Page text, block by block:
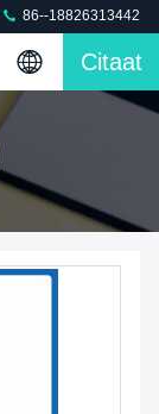
86--18826313442
Citaat